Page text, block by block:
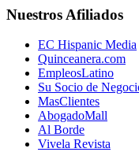
Nuestros Afiliados
EC Hispanic Media
Quinceanera.com
EmpleosLatino
Su Socio de
MasClientes
AbogadoMall
Al Borde
Vivela Revista